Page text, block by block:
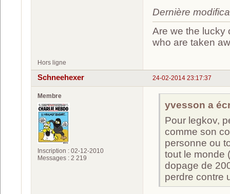
Dernière
Are we the lucky
who are taken
Hors ligne
24-02-2014 23:17:37
Schneehexer
Membre
Inscription : 02-12-2010
Messages : 2 219
yvesson a
Pour legkov,
comme son
personne ou
tout le monde
dopage de
perdre contre